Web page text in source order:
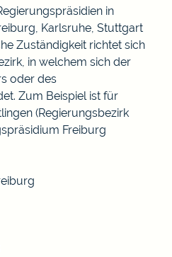
in
Karlsruhe, Stuttgart
Zuständigkeit richtet sich
in welchem sich der
oder des
Zum Beispiel ist für
(Regierungsbezirk
Freiburg